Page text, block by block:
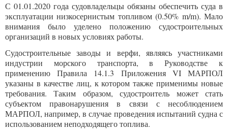
С 01.01.2020 года судовладельцы обязаны обеспечить суда в
эксплуатации низкосернистым топливом (0.50% m/m). Мало
внимания было уделено положению судостроительных
организаций в новых условиях работы.
Судостроительные заводы и верфи, являясь участниками
индустрии морского транспорта, в Руководстве к
применению Правила 14.1.3 Приложения VI МАРПОЛ
указаны в качестве лиц, к котором также применимы новые
требования. Таким образом, судостроитель может стать
субъектом правонарушения в связи с несоблюдением
МАРПОЛ, например, в случае проведения испытаний судна с
использованием неподходящего топлива.